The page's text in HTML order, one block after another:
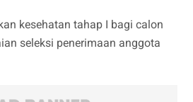
kesehatan tahap I bagi calon
seleksi penerimaan anggota